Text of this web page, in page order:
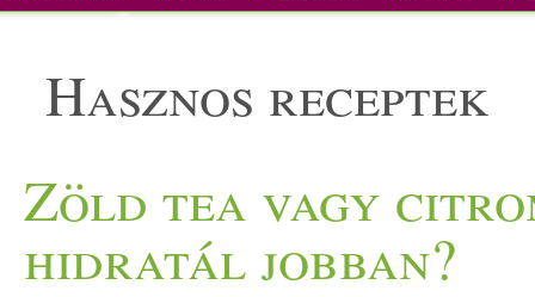
hasznos receptek
Zöld tea vagy
hidratál jobban?